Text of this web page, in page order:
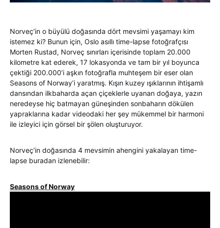
Norveç’in o büyülü doğasında dört mevsimi yaşamayı kim
istemez ki? Bunun için, Oslo asıllı time-lapse fotoğrafçısı
Morten Rustad, Norveç sınırları içerisinde toplam 20.000
kilometre kat ederek, 17 lokasyonda ve tam bir yıl boyunca
çektiği 200.000’i aşkın fotoğrafla muhteşem bir eser olan
Seasons of Norway’i yaratmış. Kışın kuzey ışıklarının ihtişamlı
dansından ilkbaharda açan çiçeklerle uyanan doğaya, yazın
neredeyse hiç batmayan güneşinden sonbaharın dökülen
yapraklarına kadar videodaki her şey mükemmel bir harmoni
ile izleyici için görsel bir şölen oluşturuyor.
Norveç’in doğasında 4 mevsimin ahengini yakalayan time-
lapse buradan izlenebilir:
Seasons of Norway